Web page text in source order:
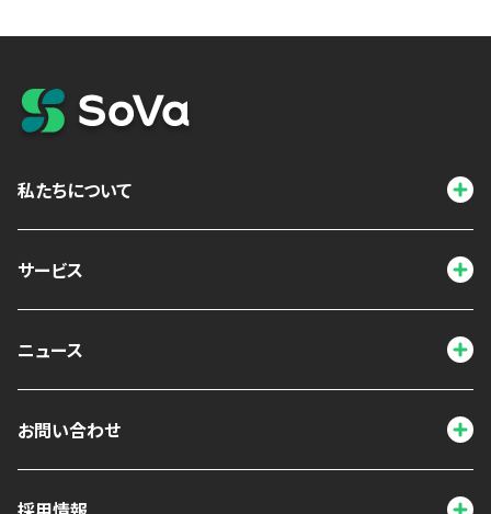
私たちについて
サービス
ニュース
お問い合わせ